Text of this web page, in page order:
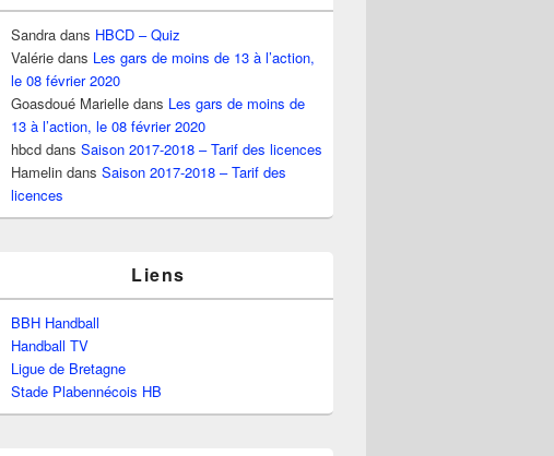
Sandra dans HBCD – Quiz
Valérie dans Les gars de moins de 13 à l’action,
le 08 février 2020
Goasdoué Marielle dans Les gars de moins de
13 à l’action, le 08 février 2020
hbcd dans Saison 2017-2018 – Tarif des licences
Hamelin dans Saison 2017-2018 – Tarif des
licences
Liens
BBH Handball
Handball TV
Ligue de Bretagne
Stade Plabennécois HB